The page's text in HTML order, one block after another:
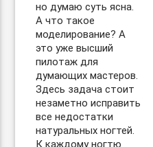
но думаю суть ясна.
А что такое
моделирование? А
это уже высший
пилотаж для
думающих мастеров.
Здесь задача стоит
незаметно исправить
все недостатки
натуральных ногтей.
К каждому ногтю